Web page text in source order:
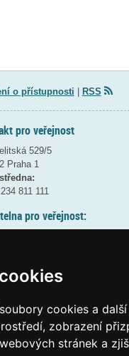
cookies a
zobrazení
stránek a
o přístupnosti RSS
pro veřejnost
529/5
Praha 1
811 111
pro veřejnost:
podatelna:
gov cz